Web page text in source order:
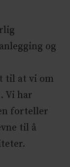
og
til at vi om
Vi har
forteller
til å